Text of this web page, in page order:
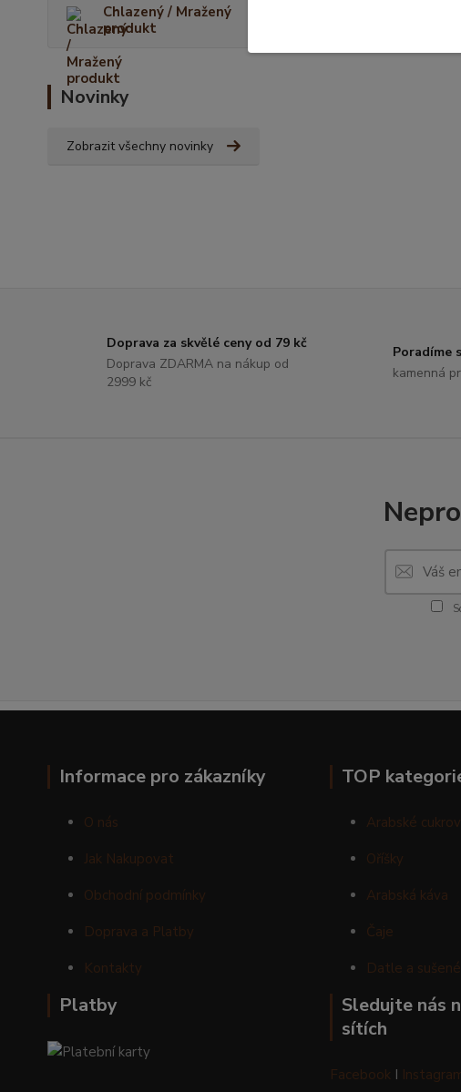
Chlazený / Mražený
produkt
Novinky
Zobrazit všechny novinky
Doprava za skvělé ceny od 79 kč
Doprava ZDARMA na nákup od
2999 kč
Poradíme
kamenná
Informace pro zákazníky
O nás
Jak Nakupovat
Obchodní podmínky
Doprava a Platby
Kontakty
Platby
TOP
Arabské
Oříšky
Arabská káva
Čaje
Datle a
Sledujte nás
sítích
Facebook I